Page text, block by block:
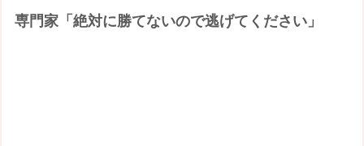
専門家「絶対に勝てないので逃げてください」